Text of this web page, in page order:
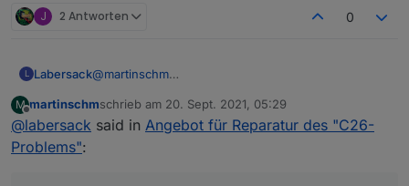
J 2 Antworten 0
L Labersack@martinschm
M
Offline
martinschmschrieb am 20. Sept. 2021, 05:29
zuletzt editiert von
@labersack said in Angebot für Reparatur des "C26-
Problems":